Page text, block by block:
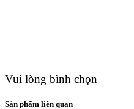
Vui lòng bình chọn
Sản phẩm liên quan